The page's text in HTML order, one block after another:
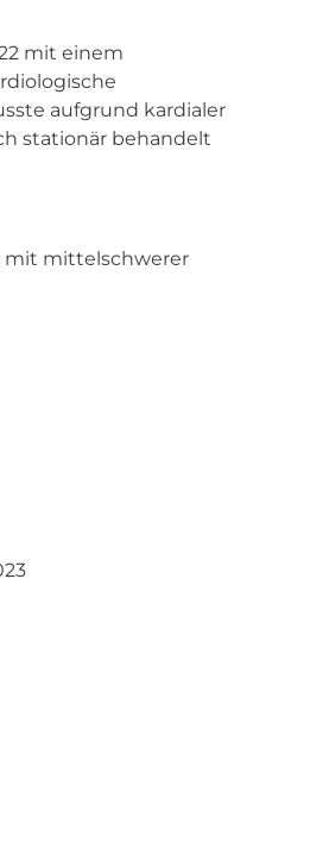
mit einem
aufgrund kardialer
stationär behandelt
mit mittelschwerer